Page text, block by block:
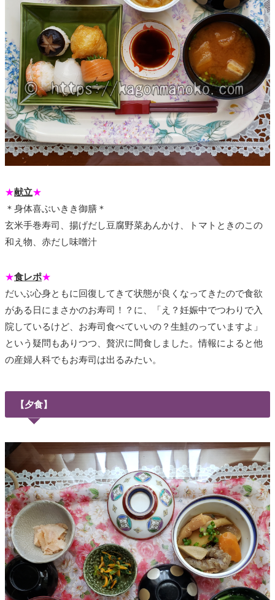
★献立★
＊身体喜ぶいきき御膳＊
玄米手巻寿司、揚げだし豆腐野菜あんかけ、トマトときのこの
和え物、赤だし味噌汁
★食レポ★
だいぶ心身ともに回復してきて状態が良くなってきたので食欲
がある日にまさかのお寿司！？に、「え？妊娠中でつわりで入
院しているけど、お寿司食べていいの？生鮭のっていますよ」
という疑問もありつつ、贅沢に間食しました。情報によると他
の産婦人科でもお寿司は出るみたい。
【夕食】